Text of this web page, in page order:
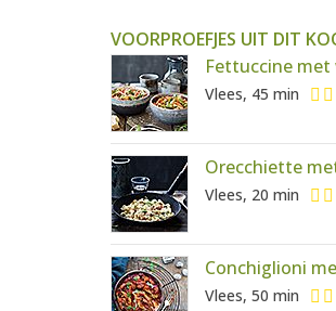
VOORPROEFJES UIT DIT
Fettuccine met
Vlees, 45 min
Orecchiette
Vlees, 20 min
Conchiglioni
Vlees, 50 min